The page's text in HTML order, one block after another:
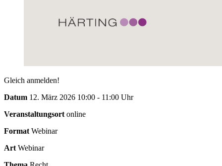
Gleich anmelden!
Datum 12. März 2026 10:00 - 11:00 Uhr
Veranstaltungsort online
Format Webinar
Art Webinar